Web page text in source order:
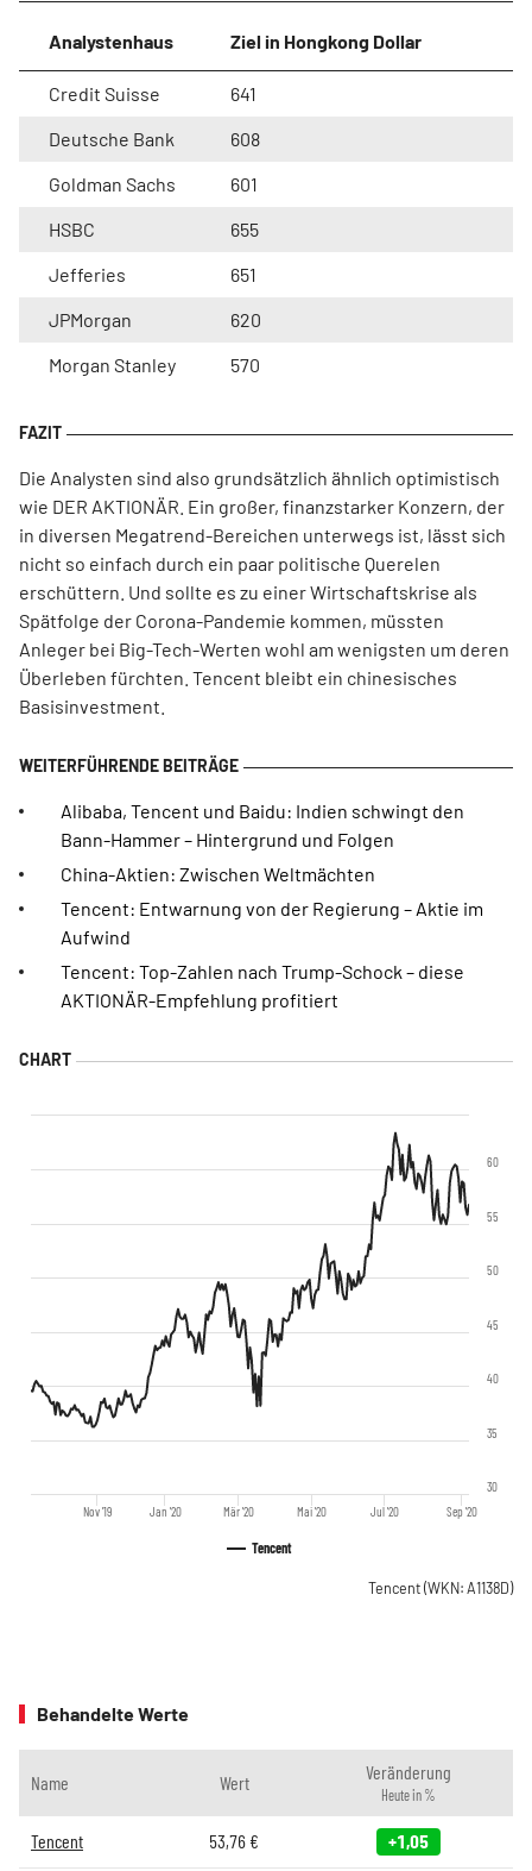
Analystenhaus Ziel in Hongkong Dollar
Credit Suisse
641
Deutsche Bank
608
Goldman Sachs
601
HSBC
655
Jefferies
651
JPMorgan
620
Morgan Stanley
570
Die Analysten sind also grundsätzlich ähnlich optimistisch
wie DER AKTIONÄR. Ein großer, finanzstarker Konzern, der
in diversen Megatrend-Bereichen unterwegs ist, lässt sich
nicht so einfach durch ein paar politische Querelen
erschüttern. Und sollte es zu einer Wirtschaftskrise als
Spätfolge der Corona-Pandemie kommen, müssten
Anleger bei Big-Tech-Werten wohl am wenigsten um deren
Überleben fürchten. Tencent bleibt ein chinesisches
Basisinvestment.
Alibaba, Tencent und Baidu: Indien schwingt den
Bann-Hammer – Hintergrund und Folgen
China-Aktien: Zwischen Weltmächten
Tencent: Entwarnung von der Regierung – Aktie im
Aufwind
Tencent: Top-Zahlen nach Trump-Schock – diese
AKTIONÄR-Empfehlung profitiert
Tencent
Nov '19 Jan '20 Mär '20 Mai '20 Jul '20 Sep '20
30
35
40
45
50
55
60
Tencent (WKN: A1138D)
Behandelte Werte
Name Wert Veränderung
Heute in %
Tencent 53,76 € +1,05